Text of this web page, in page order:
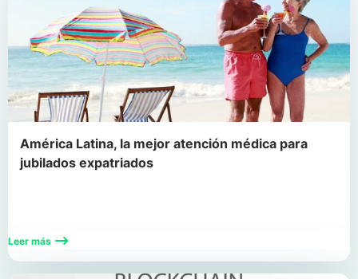
América Latina, la mejor atención médica para
jubilados expatriados
Leer más